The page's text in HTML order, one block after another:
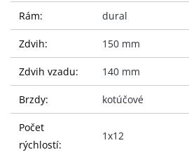
Rám: dural
Zdvih: 150 mm
Zdvih vzadu: 140 mm
Brzdy: kotúčové
Počet
rýchlostí:
1x12